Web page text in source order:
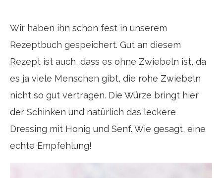
Wir haben ihn schon fest in unserem
Rezeptbuch gespeichert. Gut an diesem
Rezept ist auch, dass es ohne Zwiebeln ist, da
es ja viele Menschen gibt, die rohe Zwiebeln
nicht so gut vertragen. Die Würze bringt hier
der Schinken und natürlich das leckere
Dressing mit Honig und Senf. Wie gesagt, eine
echte Empfehlung!